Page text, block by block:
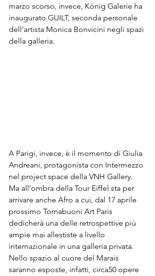
marzo scorso, invece, König Galerie ha
inaugurato GUILT, seconda personale
dell’artista Monica Bonvicini negli spazi
della galleria.
A Parigi, invece, è il momento di Giulia
Andreani, protagonista con Intermezzo
nel project space della VNH Gallery.
Ma all’ombra della Tour Eiffel sta per
arrivare anche Afro a cui, dal 17 aprile
prossimo Tornabuoni Art Paris
dedicherà una delle retrospettive più
ampie mai allestiste a livello
internazionale in una galleria privata.
Nello spazio al cuore del Marais
saranno esposte, infatti, circa50 opere